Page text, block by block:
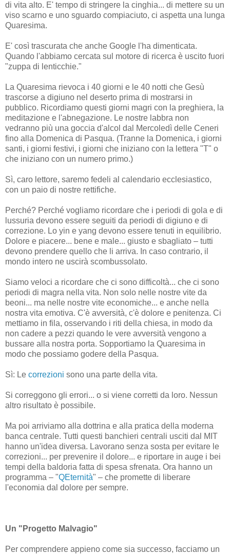
di vita alto. E' tempo di stringere la cinghia... di mettere su un
viso scarno e uno sguardo compiaciuto, ci aspetta una lunga
Quaresima.
E' così trascurata che anche Google l'ha dimenticata.
Quando l'abbiamo cercata sul motore di ricerca è uscito fuori
"zuppa di lenticchie."
La Quaresima rievoca i 40 giorni e le 40 notti che Gesù
trascorse a digiuno nel deserto prima di mostrarsi in
pubblico. Ricordiamo questi giorni magri con la preghiera, la
meditazione e l'abnegazione. Le nostre labbra non
vedranno più una goccia d'alcol dal Mercoledì delle Ceneri
fino alla Domenica di Pasqua. (Tranne la Domenica, i giorni
santi, i giorni festivi, i giorni che iniziano con la lettera "T" o
che iniziano con un numero primo.)
Sì, caro lettore, saremo fedeli al calendario ecclesiastico,
con un paio di nostre rettifiche.
Perché? Perché vogliamo ricordare che i periodi di gola e di
lussuria devono essere seguiti da periodi di digiuno e di
correzione. Lo yin e yang devono essere tenuti in equilibrio.
Dolore e piacere... bene e male... giusto e sbagliato – tutti
devono prendere quello che li arriva. In caso contrario, il
mondo intero ne uscirà scombussolato.
Siamo veloci a ricordare che ci sono difficoltà... che ci sono
periodi di magra nella vita. Non solo nelle nostre vite da
beoni... ma nelle nostre vite economiche... e anche nella
nostra vita emotiva. C'è avversità, c'è dolore e penitenza. Ci
mettiamo in fila, osservando i riti della chiesa, in modo da
non cadere a pezzi quando le vere avversità vengono a
bussare alla nostra porta. Sopportiamo la Quaresima in
modo che possiamo godere della Pasqua.
Sì: Le correzioni sono una parte della vita.
Si correggono gli errori... o si viene corretti da loro. Nessun
altro risultato è possibile.
Ma poi arriviamo alla dottrina e alla pratica della moderna
banca centrale. Tutti questi banchieri centrali usciti dal MIT
hanno un'idea diversa. Lavorano senza sosta per evitare le
correzioni... per prevenire il dolore... e riportare in auge i bei
tempi della baldoria fatta di spesa sfrenata. Ora hanno un
programma – "QEternità" – che promette di liberare
l'economia dal dolore per sempre.
Un "Progetto Malvagio"
Per comprendere appieno come sia successo, facciamo un